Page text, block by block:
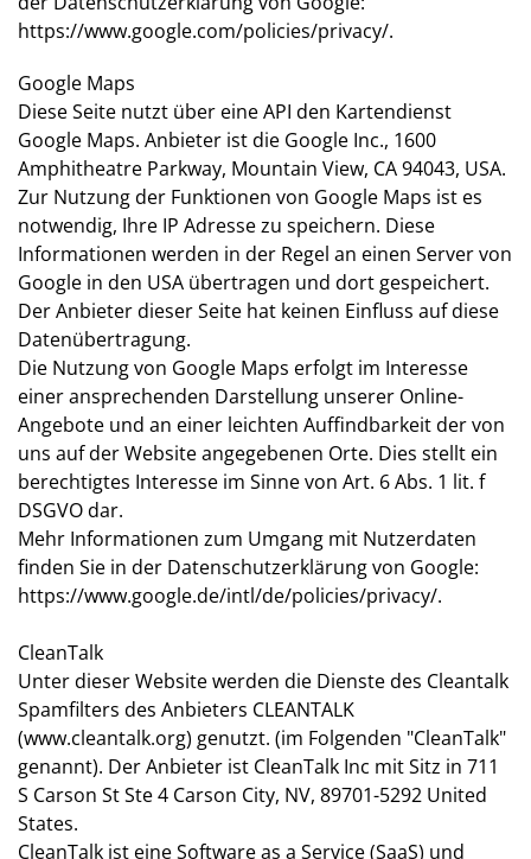
https://www.google.com/policies/privacy/.
Google Maps
Diese Seite nutzt über eine API den Kartendienst
Google Maps. Anbieter ist die Google Inc., 1600
Amphitheatre Parkway, Mountain View, CA 94043, USA.
Zur Nutzung der Funktionen von Google Maps ist es
notwendig, Ihre IP Adresse zu speichern. Diese
Informationen werden in der Regel an einen Server von
Google in den USA übertragen und dort gespeichert.
Der Anbieter dieser Seite hat keinen Einfluss auf diese
Datenübertragung.
Die Nutzung von Google Maps erfolgt im Interesse
einer ansprechenden Darstellung unserer Online-
Angebote und an einer leichten Auffindbarkeit der von
uns auf der Website angegebenen Orte. Dies stellt ein
berechtigtes Interesse im Sinne von Art. 6 Abs. 1 lit. f
DSGVO dar.
Mehr Informationen zum Umgang mit Nutzerdaten
finden Sie in der Datenschutzerklärung von Google:
https://www.google.de/intl/de/policies/privacy/.
CleanTalk
Unter dieser Website werden die Dienste des Cleantalk
Spamfilters des Anbieters CLEANTALK
(www.cleantalk.org) genutzt. (im Folgenden "CleanTalk"
genannt). Der Anbieter ist CleanTalk Inc mit Sitz in 711
S Carson St Ste 4 Carson City, NV, 89701-5292 United
States.
CleanTalk ist eine Software as a Service (SaaS) und